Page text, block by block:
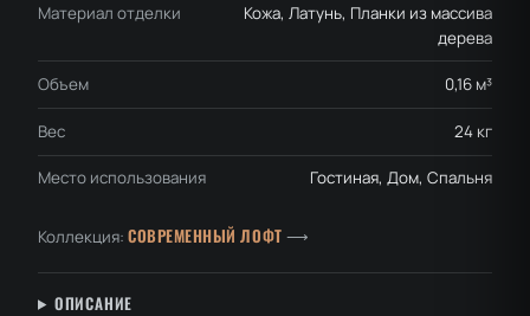
Материал отделки
Кожа, Латунь, Планки из массива
дерева
Объем 0,16 м³
Вес 24 кг
Место использования Гостиная, Дом, Спальня
Коллекция: СОВРЕМЕННЫЙ ЛОФТ ⟶
ОПИСАНИЕ